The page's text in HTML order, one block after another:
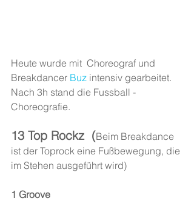
Heute wurde mit  Choreograf und
Breakdancer Buz intensiv gearbeitet.
Nach 3h stand die Fussball -
Choreografie.
13 Top Rockz  (Beim Breakdance
ist der Toprock eine Fußbewegung, die
im Stehen ausgeführt wird)
1 Groove